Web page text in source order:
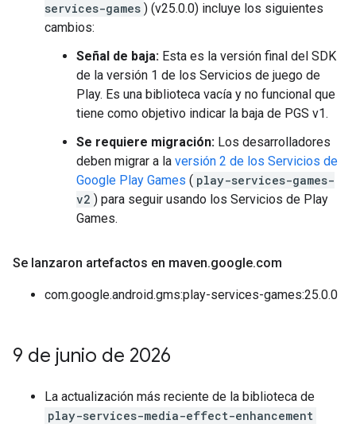
services-games ) (v25.0.0) incluye los siguientes
cambios:
Señal de baja: Esta es la versión final del SDK
de la versión 1 de los Servicios de juego de
Play. Es una biblioteca vacía y no funcional que
tiene como objetivo indicar la baja de PGS v1.
Se requiere migración: Los desarrolladores
deben migrar a la versión 2 de los Servicios de
Google Play Games ( play-services-games-
v2 ) para seguir usando los Servicios de Play
Games.
Se lanzaron artefactos en maven.google.com
com.google.android.gms:play-services-games:25.0.0
9 de junio de 2026
La actualización más reciente de la biblioteca de
play-services-media-effect-enhancement